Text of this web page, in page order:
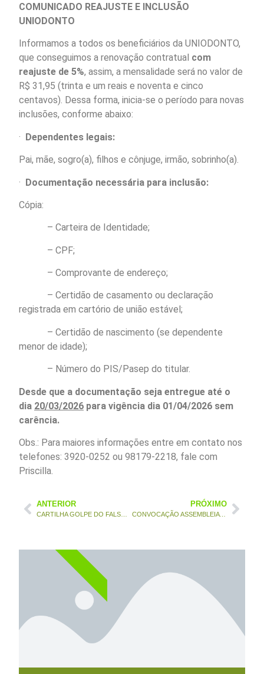
COMUNICADO REAJUSTE E INCLUSÃO
UNIODONTO
Informamos a todos os beneficiários da UNIODONTO,
que conseguimos a renovação contratual com
reajuste de 5%, assim, a mensalidade será no valor de
R$ 31,95 (trinta e um reais e noventa e cinco
centavos). Dessa forma, inicia-se o período para novas
inclusões, conforme abaixo:
· Dependentes legais:
Pai, mãe, sogro(a), filhos e cônjuge, irmão, sobrinho(a).
· Documentação necessária para inclusão:
Cópia:
– Carteira de Identidade;
– CPF;
– Comprovante de endereço;
– Certidão de casamento ou declaração
registrada em cartório de união estável;
– Certidão de nascimento (se dependente
menor de idade);
– Número do PIS/Pasep do titular.
Desde que a documentação seja entregue até o
dia 20/03/2026 para vigência dia 01/04/2026 sem
carência.
Obs.: Para maiores informações entre em contato nos
telefones: 3920-0252 ou 98179-2218, fale com
Priscilla.
ANTERIOR
CARTILHA GOLPE DO FALSO ADVOGADO
PRÓXIMO
CONVOCAÇÃO ASSEMBLEIA GERAL ORDINÁRIA
IMPORTANTE